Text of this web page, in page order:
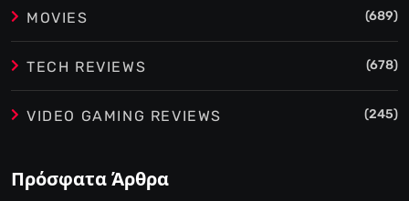
MOVIES (689)
TECH REVIEWS (678)
VIDEO GAMING REVIEWS (245)
Πρόσφατα Άρθρα